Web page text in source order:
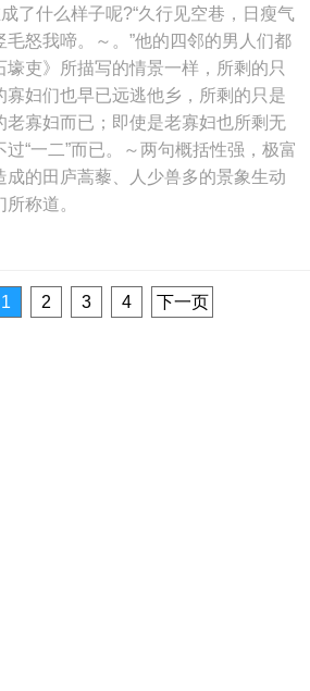
了什么样子呢?“久行见空巷，日瘦气
怒我啼。～。”他的四邻的男人们都
吏》所描写的情景一样，所剩的只
寡妇们也早已远逃他乡，所剩的只是
老寡妇而已；即使是老寡妇也所剩无
“一二”而已。～两句概括性强，极富
成的田庐蒿藜、人少兽多的景象生动
称道。
1 2 3 4 下一页